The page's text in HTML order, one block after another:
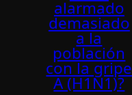
alarmado
demasiado
a la
población
con la gripe
A (H1N1)?